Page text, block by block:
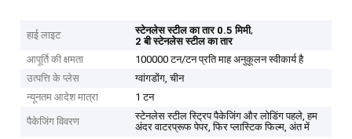
हाई लाइट स्टेनलेस स्टील का तार 0.5 मिमी,
2 बी स्टेनलेस स्टील का तार
आपूर्ति की क्षमता
100000 टन/टन प्रति माह अनुकूलन स्वीकार्य है
उत्पत्ति के प्लेस
ग्वांगडोंग, चीन
न्यूनतम आदेश मात्रा
1 टन
पैकेजिंग विवरण
स्टेनलेस स्टील स्ट्रिप पैकेजिंग और लोडिंग पहले, हम
अंदर वाटरप्रूफ पेपर, फिर प्लास्टिक फिल्म, अंत में